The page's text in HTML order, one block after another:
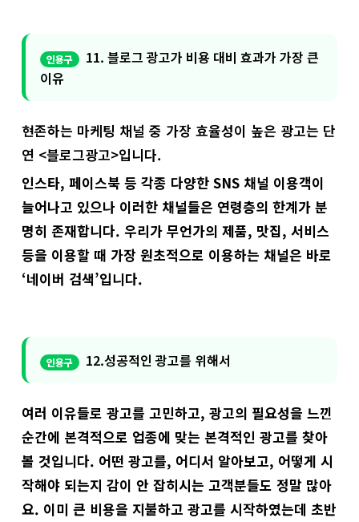
11. 블로그 광고가 비용 대비 효과가 가장 큰
이유
현존하는 마케팅 채널 중 가장 효율성이 높은 광고는 단
연 <블로그광고>입니다.
인스타, 페이스북 등 각종 다양한 SNS 채널 이용객이
늘어나고 있으나 이러한 채널들은 연령층의 한계가 분
명히 존재합니다. 우리가 무언가의 제품, 맛집, 서비스
등을 이용할 때 가장 원초적으로 이용하는 채널은 바로
‘네이버 검색’입니다.
12.성공적인 광고를 위해서
여러 이유들로 광고를 고민하고, 광고의 필요성을 느낀
순간에 본격적으로 업종에 맞는 본격적인 광고를 찾아
볼 것입니다. 어떤 광고를, 어디서 알아보고, 어떻게 시
작해야 되는지 감이 안 잡히시는 고객분들도 정말 많아
요. 이미 큰 비용을 지불하고 광고를 시작하였는데 초반